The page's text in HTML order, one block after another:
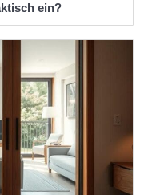
ein?